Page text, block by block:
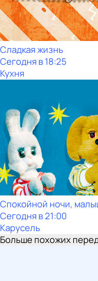
Сладкая жизнь
Сегодня в 18:25
Кухня
Спокойной ночи,
Сегодня в 21:00
Карусель
Больше похожих